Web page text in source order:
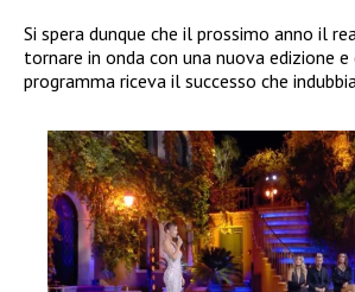
Si spera dunque che il prossimo anno il
tornare in onda con una nuova edizione
programma riceva il successo che